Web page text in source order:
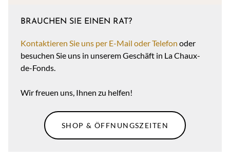
BRAUCHEN SIE EINEN RAT?
Kontaktieren Sie uns per E-Mail oder Telefon oder
besuchen Sie uns in unserem Geschäft in La Chaux-
de-Fonds.
Wir freuen uns, Ihnen zu helfen!
SHOP & ÖFFNUNGSZEITEN